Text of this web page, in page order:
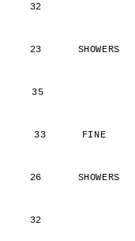
32
23      SHOWERS
35
33      FINE
26      SHOWERS
32